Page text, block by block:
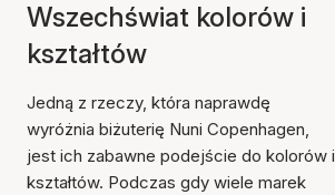
Wszechświat kolorów i
kształtów
Jedną z rzeczy, która naprawdę
wyróżnia biżuterię Nuni Copenhagen,
jest ich zabawne podejście do kolorów i
kształtów. Podczas gdy wiele marek